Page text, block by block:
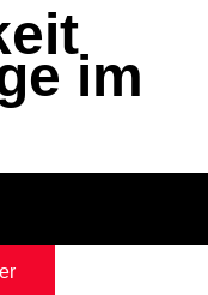
im